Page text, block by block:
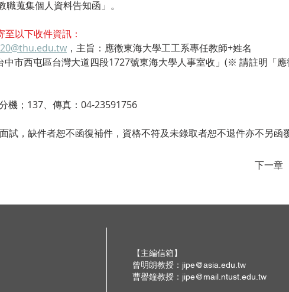
蒐集個人資料告知函」。
以下收件資訊：
，主旨：應徵東海大學工工系專任教師+姓名
市西屯區台灣大道四段1727號東海大學人事室收」(※ 請註明「
機；137、傳真：04-23591756
，缺件者恕不函復補件，資格不符及未錄取者恕不退件亦不另函覆
下一章
【主編信箱】
曾明朗教授： jipe@asia.edu.tw
曹譽鐘教授： jipe@mail.ntust.edu.tw